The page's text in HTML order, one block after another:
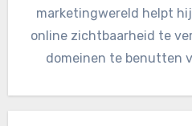
marketingwereld helpt
online zichtbaarheid te
domeinen te benutten